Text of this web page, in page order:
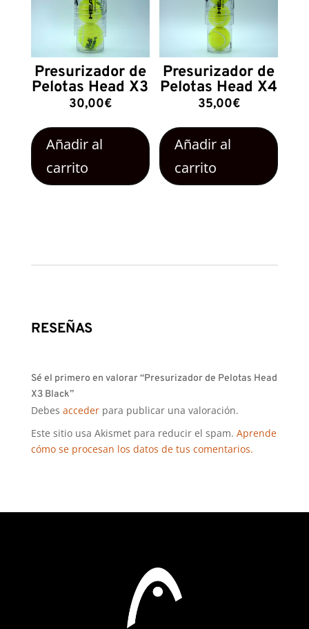
Presurizador de
Pelotas Head X3
30,00€
Añadir al
carrito
Presurizador de
Pelotas Head X4
35,00€
Añadir al
carrito
RESEÑAS
Sé el primero en valorar “Presurizador de Pelotas Head
X3 Black”
Debes accederpara publicar una valoración.
Este sitio usa Akismet para reducir el spam. Aprende
cómo se procesan los datos de tus comentarios.